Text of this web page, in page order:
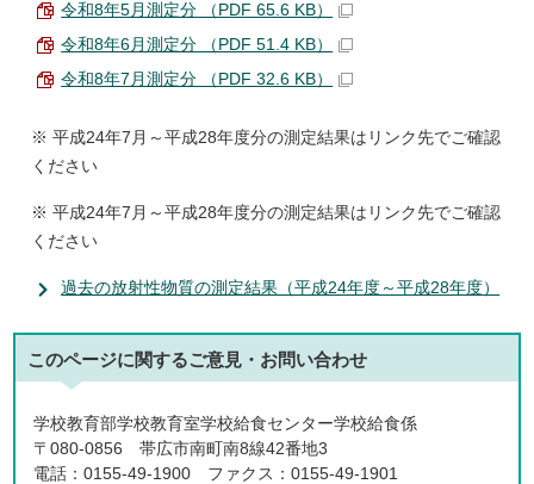
令和8年5月測定分 （PDF 65.6 KB）
令和8年6月測定分 （PDF 51.4 KB）
令和8年7月測定分 （PDF 32.6 KB）
※ 平成24年7月～平成28年度分の測定結果はリンク先でご確認
ください
※ 平成24年7月～平成28年度分の測定結果はリンク先でご確認
ください
過去の放射性物質の測定結果（平成24年度～平成28年度）
このページに関するご意見・お問い合わせ
学校教育部学校教育室学校給食センター学校給食係
〒080-0856 帯広市南町南8線42番地3
電話：0155-49-1900 ファクス：0155-49-1901